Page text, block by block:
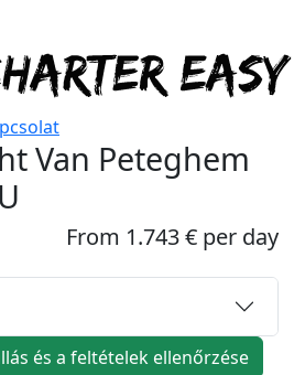
Van Peteghem
From 1.743 € per day
és a feltételek ellenőrzése